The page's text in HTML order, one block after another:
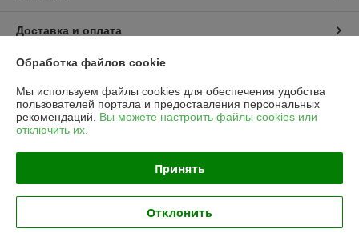
Доставка и оплата
График работы
Полная версия сайта
Сайт создан на платформе Deal.by
Обработка файлов cookie
Мы используем файлы cookies для обеспечения удобства
пользователей портала и предоставления персональных
рекомендаций. Вы можете настроить файлы cookies или
отключить их.
Принять
Отклонить